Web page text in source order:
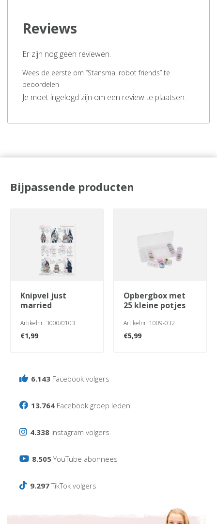
Reviews
Er zijn nog geen reviewen.
Wees de eerste om “Stansmal robot friends” te
beoordelen
Je moet ingelogd zijn om een review te plaatsen.
Bijpassende producten
knipvel just
married
Artikelnr. 3000/0103
€1,99
opbergbox met
25 kleine potjes
Artikelnr. 1009-032
€5,99
6.143 Facebook volgers
13.764 Facebook groep leden
4.338 Instagram volgers
8.505YouTube abonnees
9.297TikTok volgers